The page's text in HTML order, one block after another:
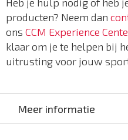
producten? Neem dan
ons CCM Experience
klaar om je te helpen bij
uitrusting voor jouw
Meer informatie